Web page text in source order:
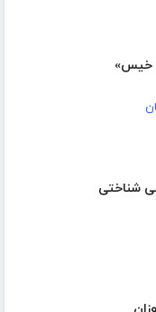
خیس»
شناختی